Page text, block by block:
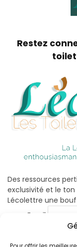
Restez
Des ressources
exclusivité et le
Lécolettre une
Email